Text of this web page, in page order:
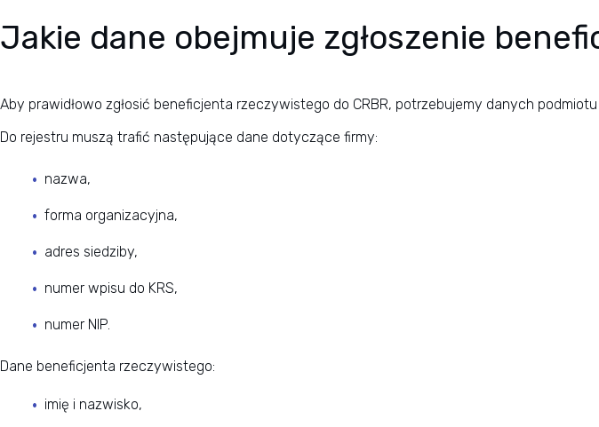
Jakie dane obejmuje zgłoszenie
Aby prawidłowo zgłosić beneficjenta rzeczywistego do CRBR, potrzebujemy danych podmiotu
Do rejestru muszą trafić następujące dane dotyczące firmy:
nazwa,
forma organizacyjna,
adres siedziby,
numer wpisu do KRS,
numer NIP.
Dane beneficjenta rzeczywistego:
imię i nazwisko,